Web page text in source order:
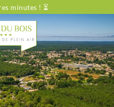
minutes ! ⏳
Locations
Sélectionnez vos dates
pers.